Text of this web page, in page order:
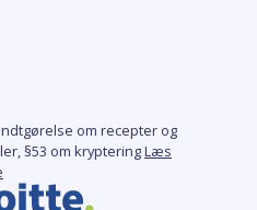
om recepter og
§53 om krypteringLæs